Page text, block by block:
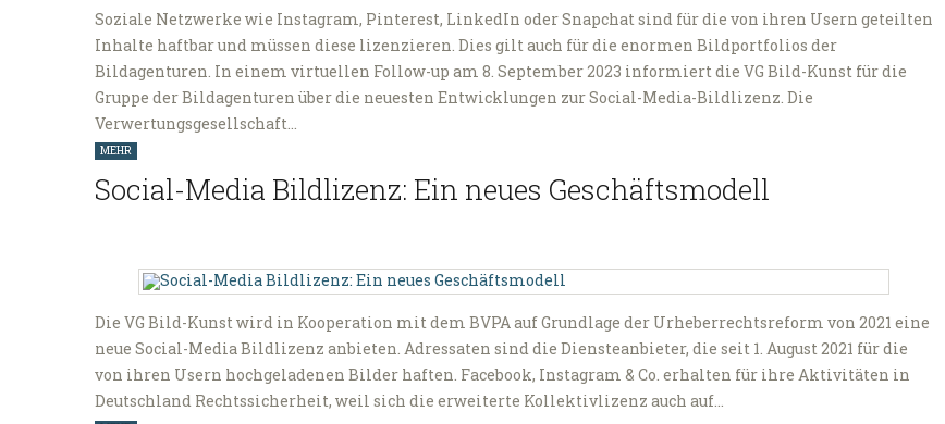
Soziale Netzwerke wie Instagram, Pinterest, LinkedIn oder Snapchat sind für die von ihren Usern geteilten
Inhalte haftbar und müssen diese lizenzieren. Dies gilt auch für die enormen Bildportfolios der
Bildagenturen. In einem virtuellen Follow-up am 8. September 2023 informiert die VG Bild-Kunst für die
Gruppe der Bildagenturen über die neuesten Entwicklungen zur Social-Media-Bildlizenz. Die
Verwertungsgesellschaft…
MEHR
Social-Media Bildlizenz: Ein neues Geschäftsmodell
Die VG Bild-Kunst wird in Kooperation mit dem BVPA auf Grundlage der Urheberrechtsreform von 2021 eine
neue Social-Media Bildlizenz anbieten. Adressaten sind die Diensteanbieter, die seit 1. August 2021 für die
von ihren Usern hochgeladenen Bilder haften. Facebook, Instagram & Co. erhalten für ihre Aktivitäten in
Deutschland Rechtssicherheit, weil sich die erweiterte Kollektivlizenz auch auf…